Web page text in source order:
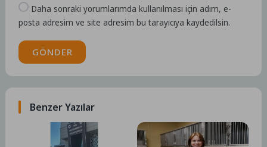
Daha sonraki yorumlarımda kullanılması için adım, e-
posta adresim ve site adresim bu tarayıcıya kaydedilsin.
GÖNDER
Benzer Yazılar